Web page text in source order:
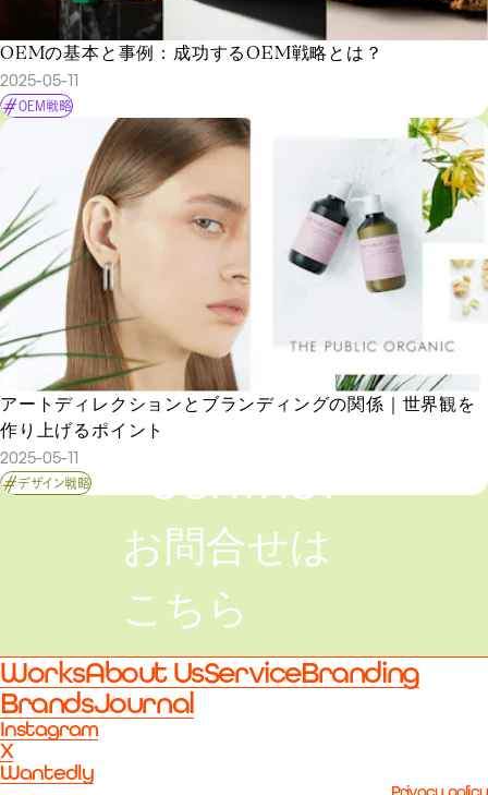
OEMの基本と事例：成功するOEM戦略とは？
2025-05-11
OEM戦略
アートディレクションとブランディングの関係｜世界観を
作り上げるポイント
2025-05-11
デザイン戦略
CONTACT
お問合せは
こちら
WorksAbout UsServiceBranding
BrandsJournal
Instagram
X
Wantedly